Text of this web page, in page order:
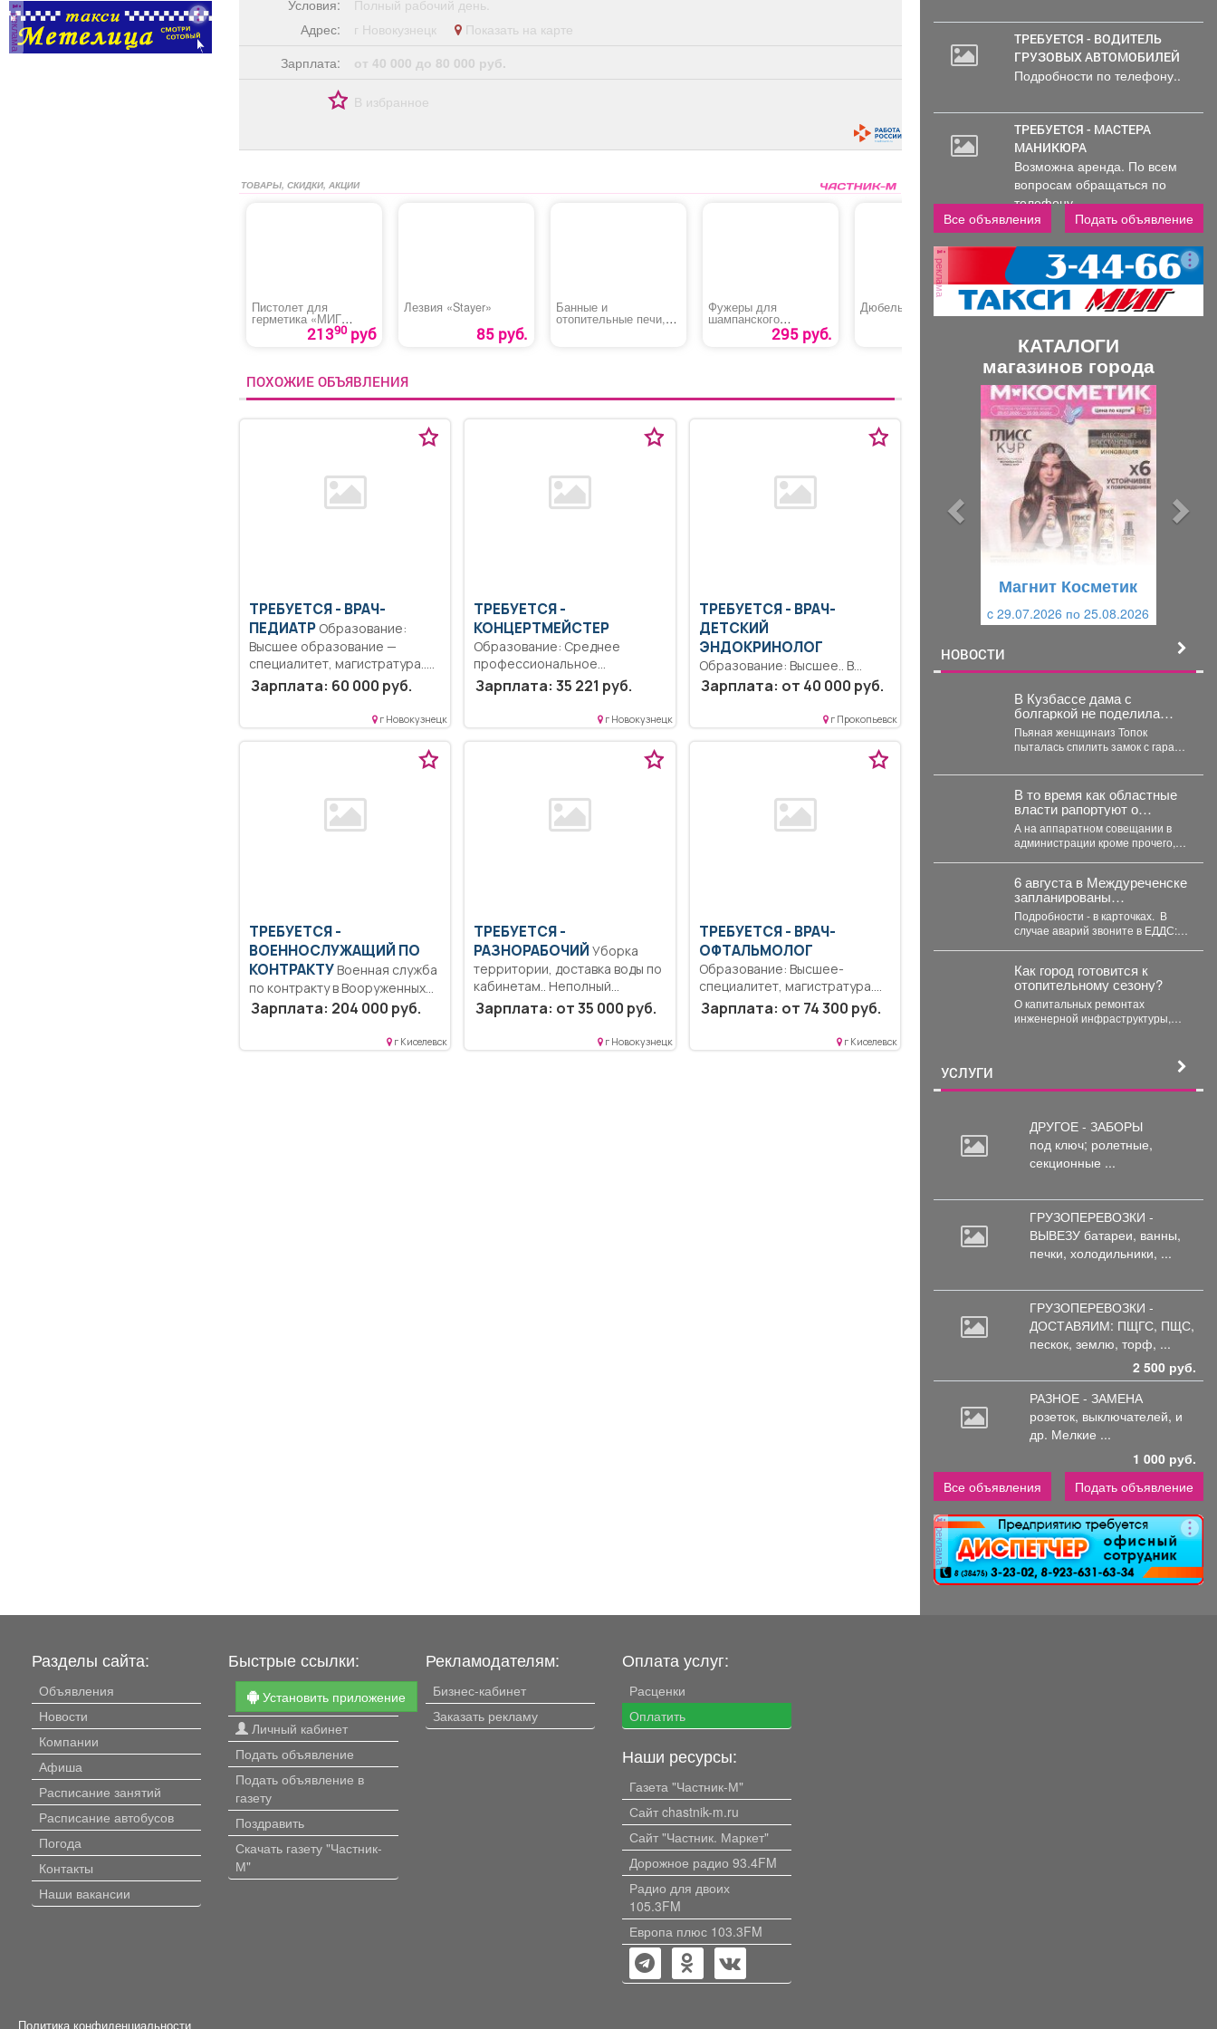
реклама
Условия:
Полный рабочий день.
Адрес:
г Новокузнецк
Показать на карте
Зарплата:
от 40 000 до 80 000 руб.
В избранное
ТОВАРЫ, СКИДКИ, АКЦИИ
Пистолет для
герметика «МИГ
R5606-2» 21390руб
Лезвия «Stayer»
85 руб.
Банные и
отопительные печи,
Фужеры для
шампанского
«КЛАССИК»295 руб.
Дюбель PND Сверлильная машина
«DIAM ML-130E-HIT»
ПОХОЖИЕ ОБЪЯВЛЕНИЯ
ТРЕБУЕТСЯ - ВРАЧ-
ПЕДИАТРОбразование:
Высшее образование —
специалитет, магистратура..
Согласно должностной
инструкции.....
Зарплата: 60 000 руб.
г Новокузнецк
ТРЕБУЕТСЯ -
КОНЦЕРТМЕЙСТЕР
Образование: Среднее
профессиональное
образование.. Обеспечение
профессионального
исполнения музыкального
материала...
Зарплата: 35 221 руб.
г Новокузнецк
ТРЕБУЕТСЯ - ВРАЧ-
ДЕТСКИЙ
ЭНДОКРИНОЛОГ
Образование: Высшее.. В
соответствии с должностной
инструкцией, утвержденной в...
Зарплата: от 40 000 руб.
г Прокопьевск
ТРЕБУЕТСЯ -
ВОЕННОСЛУЖАЩИЙ ПО
КОНТРАКТУВоенная служба
по контракту в Вооруженных
Силах Российской
Федерации.....
Зарплата: 204 000 руб.
г Киселевск
ТРЕБУЕТСЯ -
РАЗНОРАБОЧИЙ Уборка
территории, доставка воды по
кабинетам.. Неполный
рабочий день/неполная...
Зарплата: от 35 000 руб.
г Новокузнецк
ТРЕБУЕТСЯ - ВРАЧ-
ОФТАЛЬМОЛОГ
Образование: Высшее-
специалитет, магистратура.
Дисциплинированность.
Ответственность.. Выполнение
должностных обязанностей
согласно должностной...
Зарплата: от 74 300 руб.
г Киселевск
ТРЕБУЕТСЯ - ВОДИТЕЛЬ
ГРУЗОВЫХ АВТОМОБИЛЕЙ
Подробности по телефону..
ТРЕБУЕТСЯ - МАСТЕРА
МАНИКЮРА
Возможна аренда. По всем
вопросам обращаться по
телефону..
Все объявления
Подать объявление
реклама
КАТАЛОГИ
магазинов города
Магнит Косметик
c 29.07.2026 по 25.08.2026
НОВОСТИ
В Кузбассе дама с
болгаркой не поделила
гараж с покойным мужем
Пьяная женщинаиз Топок
пыталась спилить замок с гаража
инцидент заметили соседи и...
В то время как областные
власти рапортуют о
стабилизации с топливом в
Кузбассе, пожарные
предупреждают тех, кто
перестраховался и набрал
бензина и дизтоплива
впрок.
А на аппаратном совещании в
администрации кроме прочего,
6 августа в Междуреченске
запланированы
отключения.
Подробности - в карточках. ️ В
случае аварий звоните в ЕДДС:
Как город готовится к
отопительному сезону?
О капитальных ремонтах
инженерной инфраструктуры,
учреждениях, восстановлении...
УСЛУГИ
ДРУГОЕ - ЗАБОРЫ
под ключ; ролетные,
секционные ...
ГРУЗОПЕРЕВОЗКИ -
ВЫВЕЗУ батареи, ванны,
печки, холодильники, ...
ГРУЗОПЕРЕВОЗКИ -
ДОСТАВЯИМ: ПЩГС, ПЩС,
пескок, землю, торф, ...
2 500 руб.
РАЗНОЕ - ЗАМЕНА
розеток, выключателей, и
др. Мелкие ...
1 000 руб.
Все объявления
Подать объявление
реклама
Разделы сайта:
Объявления
Новости
Компании
Афиша
Расписание занятий
Расписание автобусов
Погода
Контакты
Наши вакансии
Быстрые ссылки:
Установить приложение
Личный кабинет
Подать объявление
Подать объявление в
газету
Поздравить
Скачать газету "Частник-
М"
Рекламодателям:
Бизнес-кабинет
Заказать рекламу
Оплата услуг:
Расценки
Оплатить
Наши ресурсы:
Газета "Частник-М"
Сайт chastnik-m.ru
Сайт "Частник. Маркет"
Дорожное радио 93.4FM
Радио для двоих
105.3FM
Европа плюс 103.3FM
Политика конфиденциальности